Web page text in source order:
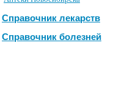
Справочник лекарств
Справочник болезней